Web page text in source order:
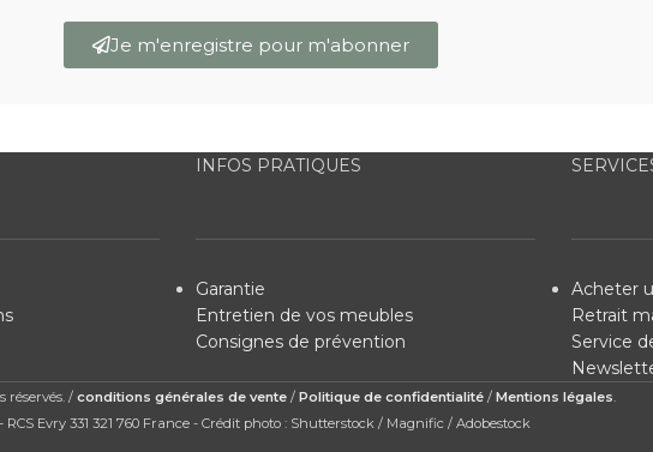
Je m'enregistre pour m'abonner
INFOS PRATIQUES
Garantie
Entretien de vos meubles
Consignes de prévention
Acheter
Retrait
Service
réservés. / conditions générales de vente/ Politique de confidentialité/ Mentions légales.
Evry 331 321 760 France - Crédit photo : Shutterstock / Magnific / Adobestock